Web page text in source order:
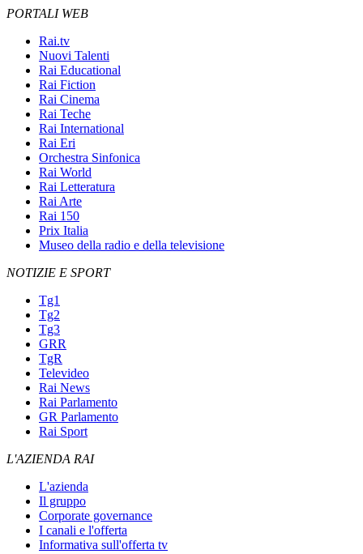
PORTALI WEB
Rai.tv
Nuovi Talenti
Rai Educational
Rai Fiction
Rai Cinema
Rai Teche
Rai International
Rai Eri
Orchestra Sinfonica
Rai World
Rai Letteratura
Rai Arte
Rai 150
Prix Italia
Museo della radio e della televisione
NOTIZIE E SPORT
Tg1
Tg2
Tg3
GRR
TgR
Televideo
Rai News
Rai Parlamento
GR Parlamento
Rai Sport
L'AZIENDA RAI
L'azienda
Il gruppo
Corporate governance
I canali e l'offerta
Informativa sull'offerta tv